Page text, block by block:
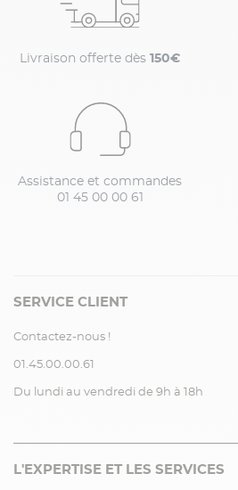
Livraison offerte dès 150€
Assistance et commandes
01 45 00 00 61
SERVICE CLIENT
Contactez-nous !
01.45.00.00.61
Du lundi au vendredi de 9h à 18h
L'EXPERTISE ET LES SERVICES